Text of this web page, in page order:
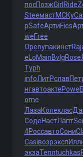
посПозжGirl Ride
SteeмастМСКу
pSafeАртиFies
weFree
Openупакинст
eLoMainBvlgRose
Typh
infoЛитРслав
нгавтоактеPowe
ome
ЛазаКолеклас
СодеНастЛапт
4РоссавтоСони
Casiвозрэксп
экзаТеплtuchkas